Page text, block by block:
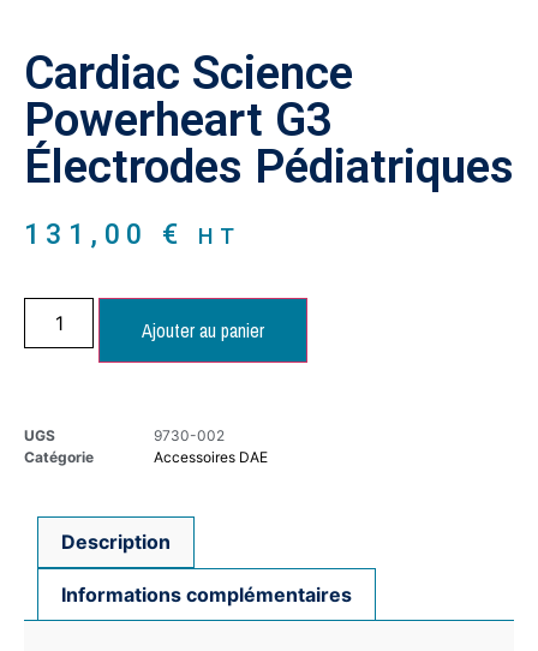
Cardiac Science
Powerheart G3
Électrodes Pédiatriques
131,00 € HT
Ajouter au panier
UGS
9730-002
Catégorie
Accessoires DAE
Description
Informations complémentaires